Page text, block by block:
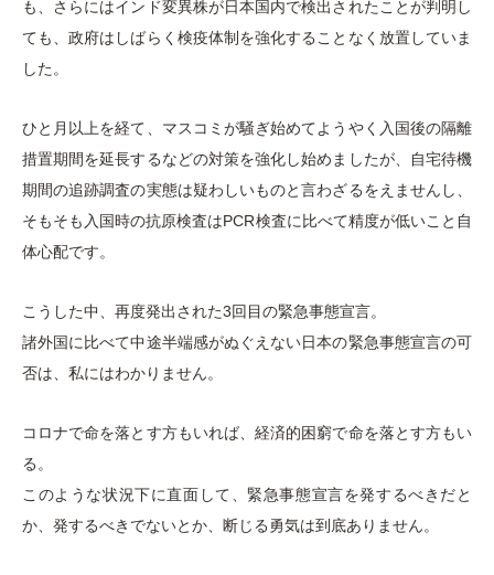
も、さらにはインド変異株が日本国内で検出されたことが判明し
ても、政府はしばらく検疫体制を強化することなく放置していま
した。
ひと月以上を経て、マスコミが騒ぎ始めてようやく入国後の隔離
措置期間を延長するなどの対策を強化し始めましたが、自宅待機
期間の追跡調査の実態は疑わしいものと言わざるをえませんし、
そもそも入国時の抗原検査はPCR検査に比べて精度が低いこと自
体心配です。
こうした中、再度発出された3回目の緊急事態宣言。
諸外国に比べて中途半端感がぬぐえない日本の緊急事態宣言の可
否は、私にはわかりません。
コロナで命を落とす方もいれば、経済的困窮で命を落とす方もい
る。
このような状況下に直面して、緊急事態宣言を発するべきだと
か、発するべきでないとか、断じる勇気は到底ありません。